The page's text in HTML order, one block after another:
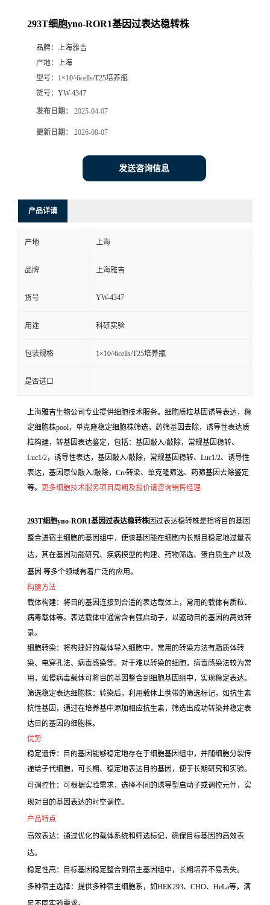
293T细胞yno-ROR1基因过表达稳转株
品牌： 上海雅吉
产地： 上海
型号： 1×10^6cells/T25培养瓶
货号： YW-4347
发布日期： 2025-04-07
更新日期： 2026-08-07
发送咨询信息
产品详请
产地 上海
品牌 上海雅吉
货号 YW-4347
用途 科研实验
包装规格 1×10^6cells/T25培养瓶
是否进口
上海雅吉生物公司专业提供细胞技术服务。细胞质粒基因诱导表达，稳
定细胞株pool，单克隆稳定细胞株筛选，药筛基因去除，诱导性表达质
粒构建，转基因表达鉴定，包括：基因敲入/敲除，常规基因稳转、
Luc1/2，诱导性表达，基因敲入/敲除，常规基因稳转、Luc1/2、诱导性
表达，基因原位敲入/敲除，Cre转染、单克隆筛选、药筛基因去除鉴定
等。 更多细胞技术服务项目周期及报价请咨询销售经理
293T细胞yno-ROR1基因过表达稳转株因过表达稳转株是指将目的基因
整合进宿主细胞的基因组中，使该基因能在细胞内长期且稳定地过量表
达，其在基因功能研究、疾病模型的构建、药物筛选、蛋白质生产以及
基因 等多个领域有着广泛的应用。
构建方法
载体构建：将目的基因连接到合适的表达载体上，常用的载体有质粒、
病毒载体等。表达载体中通常含有强启动子，以驱动目的基因的高效转
录。
细胞转染：将构建好的载体导入细胞中，常用的转染方法有脂质体转
染、电穿孔法、病毒感染等。对于难以转染的细胞，病毒感染法较为常
用，如慢病毒载体可将目的基因整合到细胞基因组中，实现稳定表达。
筛选稳定表达细胞株：转染后，利用载体上携带的筛选标记，如抗生素
抗性基因，通过在培养基中添加相应抗生素，筛选出成功转染并稳定表
达目的基因的细胞株。
优势
稳定遗传：目的基因能够稳定地存在于细胞基因组中，并随细胞分裂传
递给子代细胞，可长期、稳定地表达目的基因，便于长期研究和实验。
可调控性：可根据实验需求，选择不同的诱导型启动子或调控元件，实
现对目的基因表达的时空调控。
产品特点
高效表达：通过优化的载体系统和筛选标记，确保目标基因的高效表
达。
稳定性高：目标基因稳定整合到宿主基因组中，长期培养不易丢失。
多种宿主选择：提供多种宿主细胞系，如HEK293、CHO、HeLa等，满